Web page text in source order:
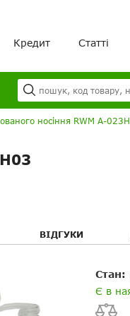
Кредит Статті
Ваш кошик
носіння RWM A-
ВІДГУКИ
Стан:
Є в
Ваше
Ваше